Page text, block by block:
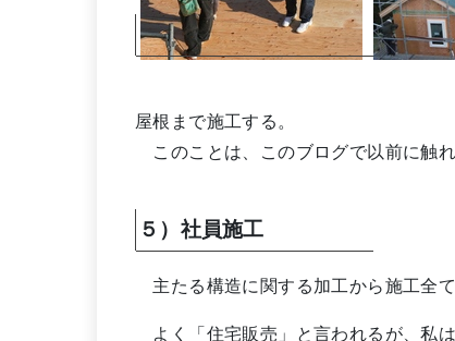
屋根まで施工する。
このことは、このブログで以前に触れ
５）社員施工
主たる構造に関する加工から施工全
よく「住宅販売」と言われるが、私